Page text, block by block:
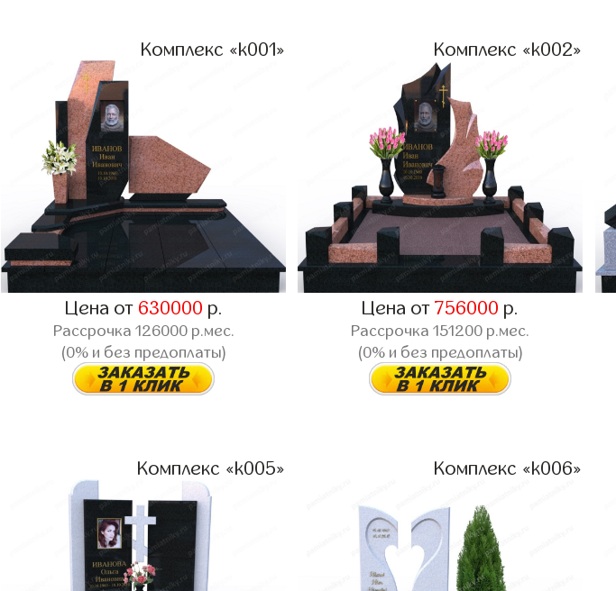
Комплекс «k001»
Цена от 630000 р.
Рассрочка 126000р.мес.
(0% и без предоплаты)
Комплекс «k002»
Цена от756000 р.
Рассрочка151200 р.мес.
(0% и без предоплаты)
Комплекс «k005» Комплекс «k006»